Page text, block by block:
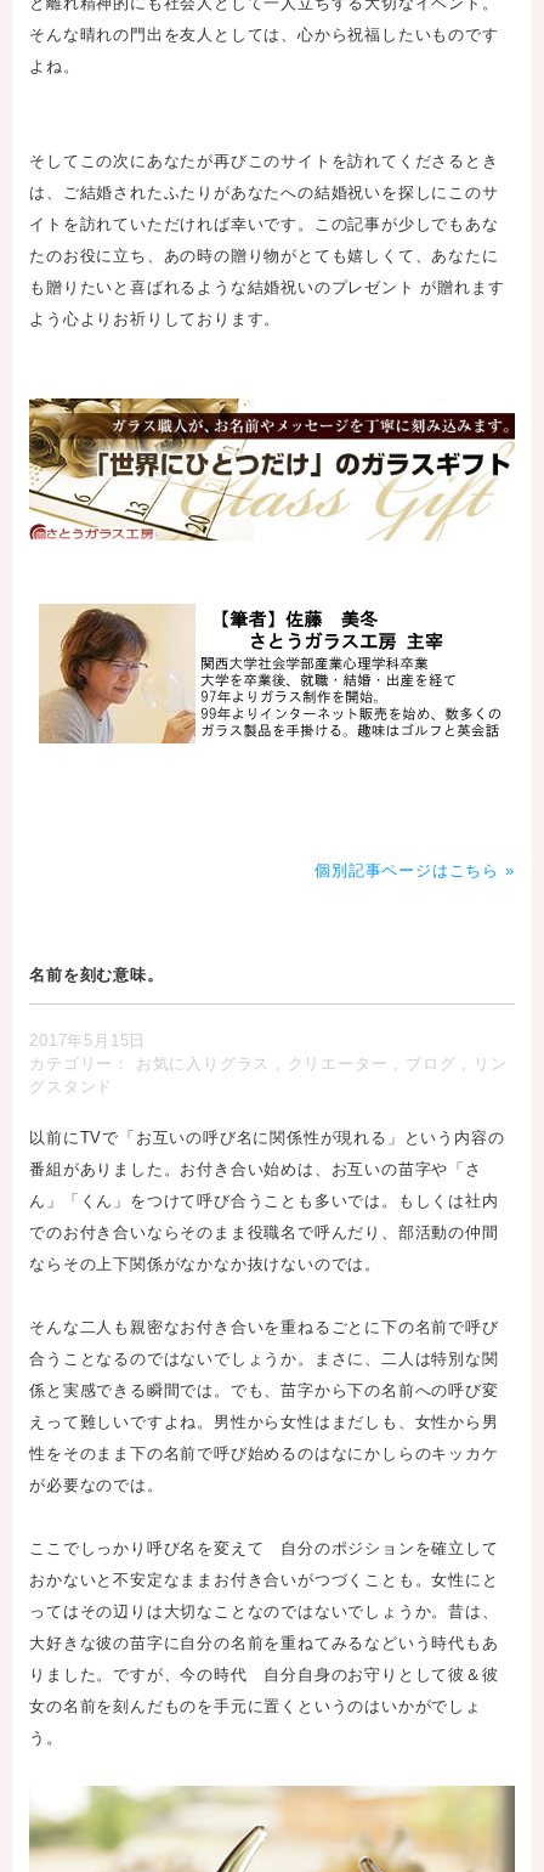
そんな晴れの門出を友人としては、心から祝福したいものです
よね。
そしてこの次にあなたが再びこのサイトを訪れてくださるとき
は、ご結婚されたふたりがあなたへの結婚祝いを探しにこのサ
イトを訪れていただければ幸いです。この記事が少しでもあな
たのお役に立ち、あの時の贈り物がとても嬉しくて、あなたに
も贈りたいと喜ばれるような結婚祝いのプレゼント が贈れます
よう心よりお祈りしております。
個別記事ページはこちら »
名前を刻む意味。
2017年5月15日
カテゴリー：
お気に入りグラス クリエーター ブログ
リン
グスタンド
以前にTVで「お互いの呼び名に関係性が現れる」という内容の
番組がありました。お付き合い始めは、お互いの苗字や「さ
ん」「くん」をつけて呼び合うことも多いでは。もしくは社内
でのお付き合いならそのまま役職名で呼んだり、部活動の仲間
ならその上下関係がなかなか抜けないのでは。
そんな二人も親密なお付き合いを重ねるごとに下の名前で呼び
合うことなるのではないでしょうか。まさに、二人は特別な関
係と実感できる瞬間では。でも、苗字から下の名前への呼び変
えって難しいですよね。男性から女性はまだしも、女性から男
性をそのまま下の名前で呼び始めるのはなにかしらのキッカケ
が必要なのでは。
ここでしっかり呼び名を変えて 自分のポジションを確立して
おかないと不安定なままお付き合いがつづくことも。女性にと
ってはその辺りは大切なことなのではないでしょうか。昔は、
大好きな彼の苗字に自分の名前を重ねてみるなどいう時代もあ
りました。ですが、今の時代 自分自身のお守りとして彼＆彼
女の名前を刻んだものを手元に置くというのはいかがでしょ
う。